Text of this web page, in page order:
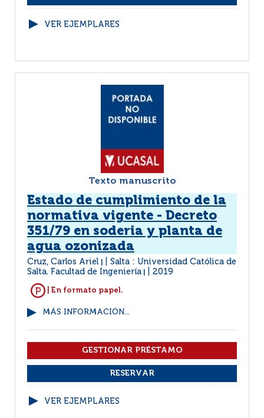
VER EJEMPLARES
Texto manuscrito
Estado de cumplimiento de la
normativa vigente - Decreto
351/79 en soderia y planta de
agua ozonizada
Cruz, Carlos Ariel
Salta : Universidad Católica de
Salta. Facultad de Ingeniería
2019
| En formato papel.
MÁS INFORMACIÓN...
VER EJEMPLARES